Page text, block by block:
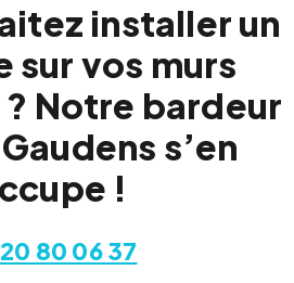
installer un
sur vos murs
Notre bardeur
s’en
!
80 06 37